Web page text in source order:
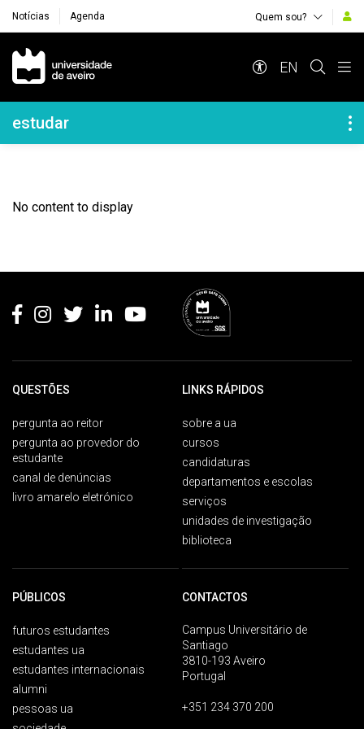
Notícias Agenda Quem sou?
Navegação Principal
EN
Navegação Lateral
estudar
No content to display
QUESTÕES
pergunta ao reitor
pergunta ao provedor do
estudante
canal de denúncias
livro amarelo eletrónico
LINKS RÁPIDOS
sobre a ua
cursos
candidaturas
departamentos e escolas
serviços
unidades de investigação
biblioteca
PÚBLICOS
futuros estudantes
estudantes ua
estudantes internacionais
alumni
pessoas ua
CONTACTOS
Campus Universitário de
Santiago
3810-193 Aveiro
Portugal
+351 234 370 200